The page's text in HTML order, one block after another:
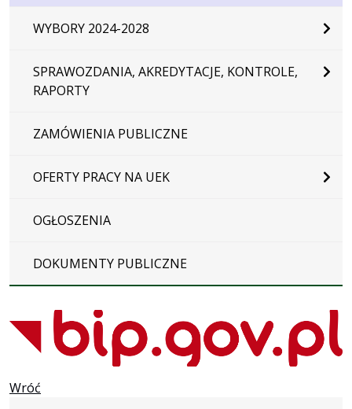
WYBORY 2024-2028
SPRAWOZDANIA, AKREDYTACJE, KONTROLE,
RAPORTY
ZAMÓWIENIA PUBLICZNE
OFERTY PRACY NA UEK
OGŁOSZENIA
DOKUMENTY PUBLICZNE
Wróć